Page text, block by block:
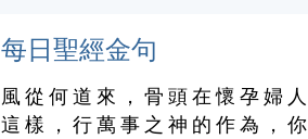
每日聖經金句
風 從 何 道 來 ， 骨 頭 在 懷 孕 婦
這 樣 ， 行 萬 事 之 神 的 作 為 ， 你